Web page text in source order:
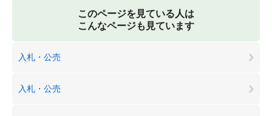
このページを見ている人は
こんなページも見ています
入札・公売
入札・公売